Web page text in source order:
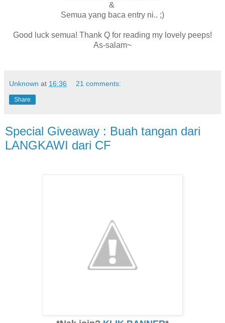
&
Semua yang baca entry ni.. ;)
Good luck semua! Thank Q for reading my lovely peeps!
As-salam~
Unknown at 16:36 21 comments:
Share
Special Giveaway : Buah tangan dari
LANGKAWI dari CF